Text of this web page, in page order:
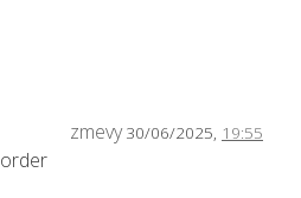
zmevy 30/06/2025, 19:55
order